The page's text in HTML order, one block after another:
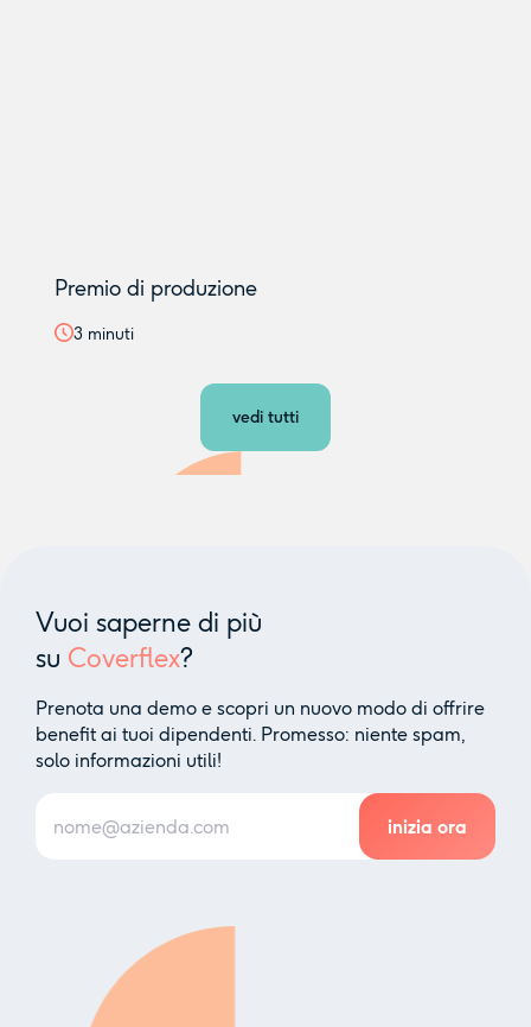
Premio di produzione
3minuti
vedi tutti
Vuoi saperne di più
su Coverflex?
Prenota una demo e scopri un nuovo modo di offrire
benefit ai tuoi dipendenti. Promesso: niente spam,
solo informazioni utili!